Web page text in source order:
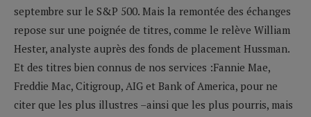
septembre sur le S&P 500. Mais la remontée des échanges
repose sur une poignée de titres, comme le relève William
Hester, analyste auprès des fonds de placement Hussman.
Et des titres bien connus de nos services :Fannie Mae,
Freddie Mac, Citigroup, AIG et Bank of America, pour ne
citer que les plus illustres –ainsi que les plus pourris, mais